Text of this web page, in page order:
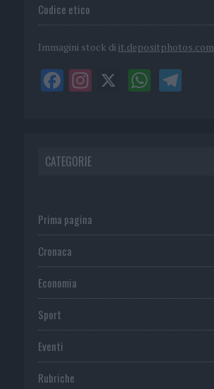
Codice etico
Immagini stock di it.depositphotos.com
CATEGORIE
Prima pagina
Cronaca
Economia
Sport
Eventi
Rubriche